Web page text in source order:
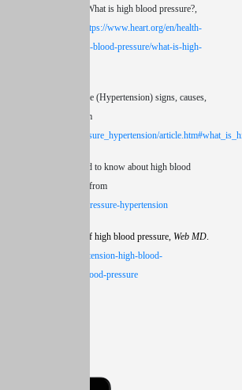
(2016, Oct 31), What is high blood pressure?,
https://www.heart.org/en/health-
the-facts-about-high-blood-pressure/what-is-high-
12), High blood pressure (Hypertension) signs, causes,
. Retrieved from
high_blood_pressure_hypertension/
1), Everything you need to know about high blood
. Retrieved from
health/high-blood-pressure-hypertension
May 23), Symptoms of high blood pressure, Web MD
hypertension-high-blood-
symptoms-high-blood-pressure